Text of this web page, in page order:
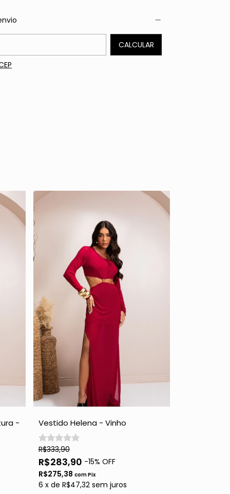
CEP:
CALCULAR
-
Vestido Helena - Vinho
R$333,90
R$283,90 -15% OFF
R$275,38 comPix
6 x de R$47,32 sem juros